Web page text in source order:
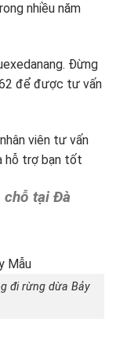
nhiều năm
Đừng
để được tư vấn
viên tư vấn
hỗ trợ bạn tốt
chỗ tại Đà
đi rừng dừa Bảy